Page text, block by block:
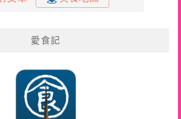
愛食記